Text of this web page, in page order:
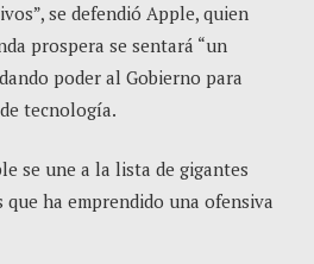
se defendió Apple, quien
prospera se sentará “un
poder al Gobierno para
tecnología.
se une a la lista de gigantes
ha emprendido una ofensiva